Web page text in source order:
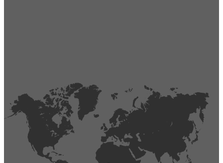
404Página no encontrada,
La página que buscas no existe o se ha cambiado de lugar.
Comprueba la URL e inténtalo de nuevo.